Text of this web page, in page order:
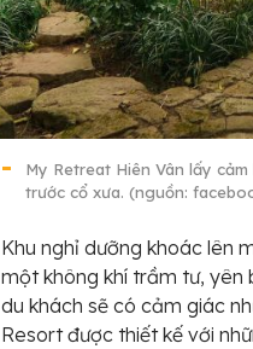
My Retreat Hiên Vân lấy
trước cổ xưa. (nguồn:
Khu nghỉ dưỡng khoác lên
một không khí trầm tư, yên
du khách sẽ có cảm giác
Resort được thiết kế với